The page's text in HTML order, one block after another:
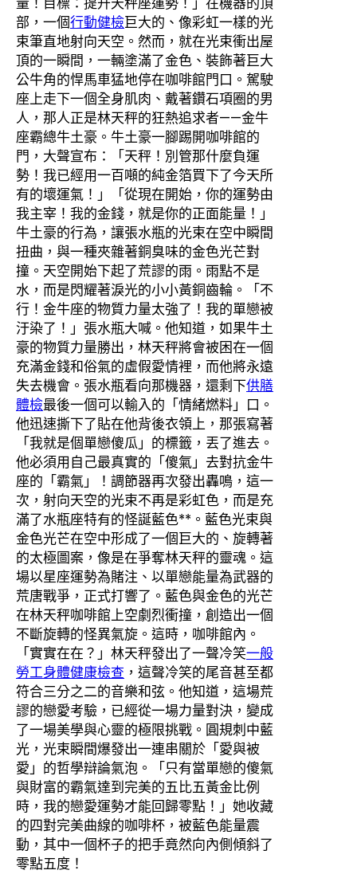
部，一個行動健檢巨大的、像彩虹一樣的光
束筆直地射向天空。然而，就在光束衝出屋
頂的一瞬間，一輛塗滿了金色、裝飾著巨大
公牛角的悍馬車猛地停在咖啡館門口。駕駛
座上走下一個全身肌肉、戴著鑽石項圈的男
人，那人正是林天秤的狂熱追求者——金牛
座霸總牛土豪。牛土豪一腳踢開咖啡館的
門，大聲宣布：「天秤！別管那什麼負運
勢！我已經用一百噸的純金箔買下了今天所
有的壞運氣！」「從現在開始，你的運勢由
我主宰！我的金錢，就是你的正面能量！」
牛土豪的行為，讓張水瓶的光束在空中瞬間
扭曲，與一種夾雜著銅臭味的金色光芒對
撞。天空開始下起了荒謬的雨。雨點不是
水，而是閃耀著淚光的小小黃銅齒輪。「不
行！金牛座的物質力量太強了！我的單戀被
汙染了！」張水瓶大喊。他知道，如果牛土
豪的物質力量勝出，林天秤將會被困在一個
充滿金錢和俗氣的虛假愛情裡，而他將永遠
失去機會。張水瓶看向那機器，還剩下供膳
體檢最後一個可以輸入的「情緒燃料」口。
他迅速撕下了貼在他背後衣領上，那張寫著
「我就是個單戀傻瓜」的標籤，丟了進去。
他必須用自己最真實的「傻氣」去對抗金牛
座的「霸氣」！調節器再次發出轟鳴，這一
次，射向天空的光束不再是彩虹色，而是充
滿了水瓶座特有的怪誕藍色**。藍色光束與
金色光芒在空中形成了一個巨大的、旋轉著
的太極圖案，像是在爭奪林天秤的靈魂。這
場以星座運勢為賭注、以單戀能量為武器的
荒唐戰爭，正式打響了。藍色與金色的光芒
在林天秤咖啡館上空劇烈衝撞，創造出一個
不斷旋轉的怪異氣旋。這時，咖啡館內。
「實實在在？」林天秤發出了一聲冷笑一般
勞工身體健康檢查 ，這聲冷笑的尾音甚至都
符合三分之二的音樂和弦。他知道，這場荒
謬的戀愛考驗，已經從一場力量對決，變成
了一場美學與心靈的極限挑戰。圓規刺中藍
光，光束瞬間爆發出一連串關於「愛與被
愛」的哲學辯論氣泡。「只有當單戀的傻氣
與財富的霸氣達到完美的五比五黃金比例
時，我的戀愛運勢才能回歸零點！」她收藏
的四對完美曲線的咖啡杯，被藍色能量震
動，其中一個杯子的把手竟然向內側傾斜了
零點五度！